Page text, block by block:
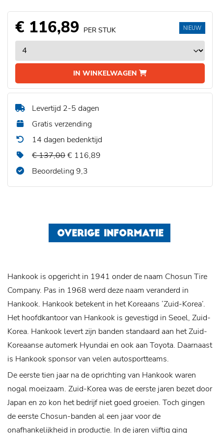
€ 116,89 PER STUK
IN WINKELWAGEN
NIEUW
Levertijd 2-5 dagen
Gratis verzending
14 dagen bedenktijd
€ 137,00€ 116,89
Beoordeling 9,3
OVERIGE INFORMATIE
Hankook is opgericht in 1941 onder de naam Chosun Tire
Company. Pas in 1968 werd deze naam veranderd in
Hankook. Hankook betekent in het Koreaans ‘Zuid-Korea’.
Het hoofdkantoor van Hankook is gevestigd in Seoel, Zuid-
Korea. Hankook levert zijn banden standaard aan het Zuid-
Koreaanse automerk Hyundai en ook aan Toyota. Daarnaast
is Hankook sponsor van velen autosportteams.
De eerste tien jaar na de oprichting van Hankook waren
nogal moeizaam. Zuid-Korea was de eerste jaren bezet door
Japan en zo kon het bedrijf niet goed groeien. Toch gingen
de eerste Chosun-banden al een jaar voor de
onafhankelijkheid in productie. In de jaren vijftig ging